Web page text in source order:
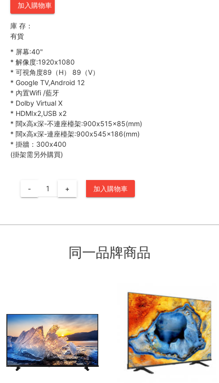
加入購物車
庫 存：
有貨
* 屏幕:40"
* 解像度:1920x1080
* 可視角度89（H） 89（V）
* Google TV,Android 12
* 內置Wifi /藍牙
* Dolby Virtual X
* HDMIx2,USB x2
* 闊x高x深-不連座檯架:900x515x85(mm)
* 闊x高x深-連座檯架:900x545x186(mm)
* 掛牆：300x400
(掛架需另外購買)
- + 加入購物車
同一品牌商品